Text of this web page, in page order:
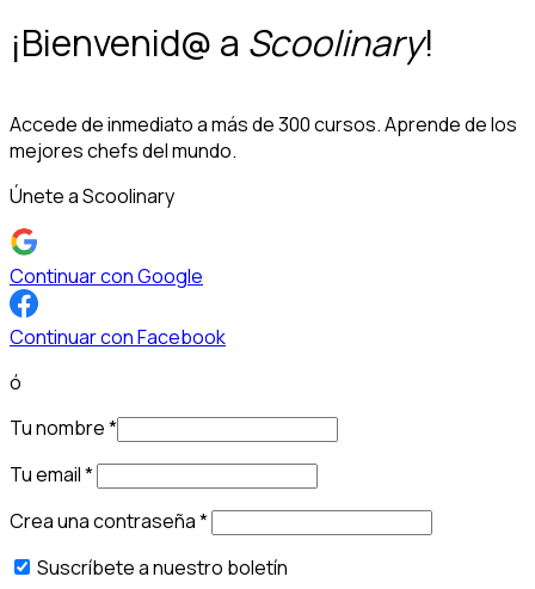
¡Bienvenid@ a Scoolinary!
Accede de inmediato a más de 300 cursos. Aprende de los
mejores chefs del mundo.
Únete a Scoolinary
Continuar con Google
Continuar con Facebook
ó
Tu nombre*
Tu email*
Crea una contraseña*
Suscríbete a nuestro boletín